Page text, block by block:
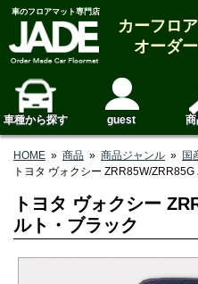
車のフロアマット専門店
カーフロ
オーダ
車種から探す guest
HOME » 商品 » 商品ジャンル » 国
トヨタ ヴォクシー ZRR85W/
トヨタ ヴォクシー
ルト・ブラック